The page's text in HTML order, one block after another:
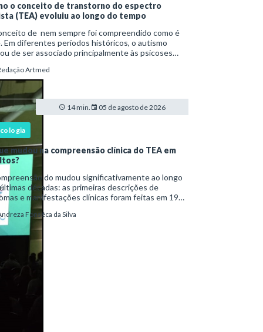
o conceito de transtorno do espectro
(TEA) evoluiu ao longo do tempo
de nem sempre foi compreendido como é
Em diferentes períodos históricos, o autismo
de ser associado principalmente às psicoses
ser reconhecido como um transtorno do des
Artmed
14 min. 05 de agosto de 2026
mudou na compreensão clínica do TEA em
do mudou significativamente ao longo
décadas: as primeiras descrições de
e manifestações clínicas foram feitas em 1943
Leo Kanner e, em 1944, por Hans Asperger, a partir
de crianças com dificuldad
Fonsêca da Silva